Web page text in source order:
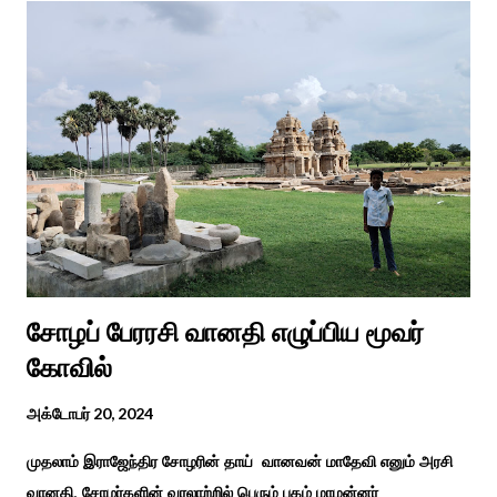
நிகழ்ச்சிகள், கருத்தரங்குகள் மற்றும் உதவிகள் வழங்கும் விழாக்கள்
பல்கலைக்கழகத்தின் சிறப்புக் கல்வி மற்றும் மறுவாழ்வு அறிவியல்
துறை, மற்றும் டாக்டர் அழகப்பா கல்வி அறிவியல் நிறுவனம் , மற்றும்
காரைக்குடி ஹெரிடேஜ் ரோட்டரி கிளப், மற்றும் மாற்றுத்
திறனாளிகளுக்கான மல்டிமோடல் மெட்டீரியல் உற்பத்திக்கான மையம்,
மற்றும் ஐடி மற்றும் ஆட்டிசத்திற்கான அழகப்பா பல்கலைக்கழக
சிறப்புப் பள்ளி சார்பில் இந்த ஆணடு விழா சர்வதேச மாற்று...
சோழப் பேரரசி வானதி எழுப்பிய மூவர்
கோவில்
அக்டோபர் 20, 2024
முதலாம் இராஜேந்திர சோழரின் தாய் வானவன் மாதேவி எனும் அரசி
வானதி, சோழர்களின் வரலாற்றில் பெரும் புகழ் மாமன்னர்